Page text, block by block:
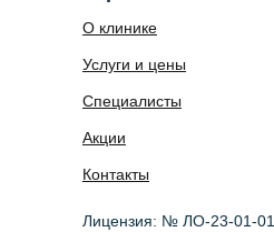
О клинике
Лицензия: № ЛО-23-01-
Специалисты
Услуги и цены
Акции
Контакты